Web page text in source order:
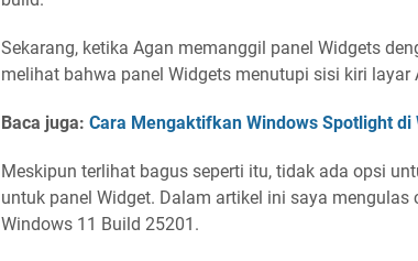
Sekarang, ketika Agan memanggil panel Widgets
melihat bahwa panel Widgets menutupi sisi kiri layar
Baca juga: Cara Mengaktifkan Windows Spotlight di
Meskipun terlihat bagus seperti itu, tidak ada opsi
untuk panel Widget. Dalam artikel ini saya
Windows 11 Build 25201.